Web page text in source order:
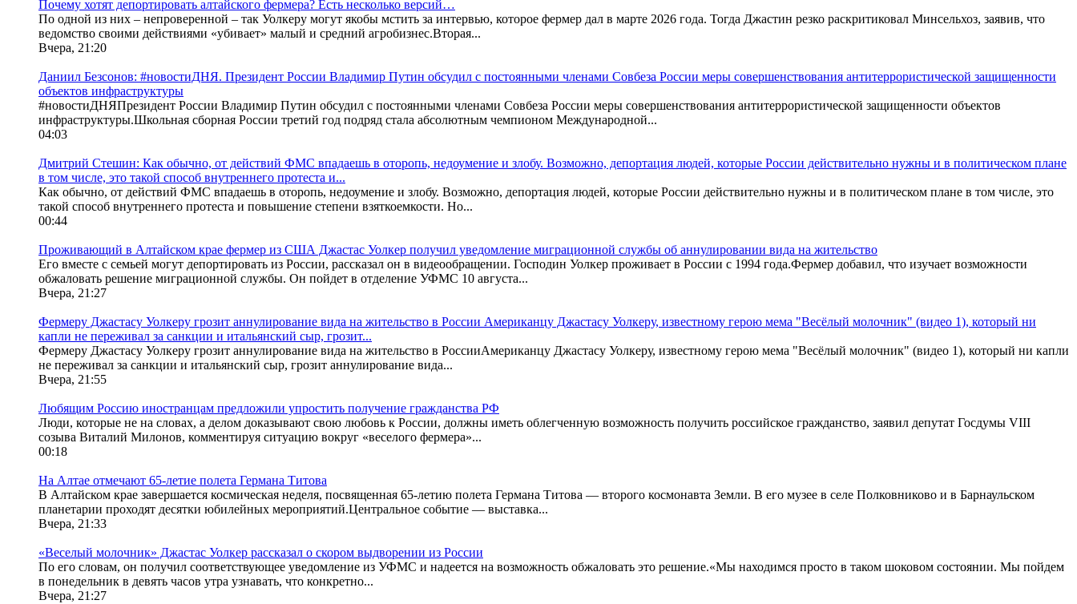
Почему хотят депортировать алтайского фермера? Есть несколько версий…
По одной из них – непроверенной – так Уолкеру могут якобы мстить за интервью, которое фермер дал в марте 2026 года. Тогда Джастин резко раскритиковал Минсельхоз, заявив, что
ведомство своими действиями «убивает» малый и средний агробизнес.Вторая...
Вчера, 21:20
Даниил Безсонов: #новостиДНЯ. Президент России Владимир Путин обсудил с постоянными членами Совбеза России меры совершенствования антитеррористической защищенности
объектов инфраструктуры
#новостиДНЯПрезидент России Владимир Путин обсудил с постоянными членами Совбеза России меры совершенствования антитеррористической защищенности объектов
инфраструктуры.Школьная сборная России третий год подряд стала абсолютным чемпионом Международной...
04:03
Дмитрий Стешин: Как обычно, от действий ФМС впадаешь в оторопь, недоумение и злобу. Возможно, депортация людей, которые России действительно нужны и в политическом плане
в том числе, это такой способ внутреннего протеста и...
Как обычно, от действий ФМС впадаешь в оторопь, недоумение и злобу. Возможно, депортация людей, которые России действительно нужны и в политическом плане в том числе, это
такой способ внутреннего протеста и повышение степени взяткоемкости. Но...
00:44
Проживающий в Алтайском крае фермер из США Джастас Уолкер получил уведомление миграционной службы об аннулировании вида на жительство
Его вместе с семьей могут депортировать из России, рассказал он в видеообращении. Господин Уолкер проживает в России с 1994 года.Фермер добавил, что изучает возможности
обжаловать решение миграционной службы. Он пойдет в отделение УФМС 10 августа...
Вчера, 21:27
Фермеру Джастасу Уолкеру грозит аннулирование вида на жительство в России Американцу Джастасу Уолкеру, известному герою мема "Весёлый молочник" (видео 1), который ни
капли не переживал за санкции и итальянский сыр, грозит...
Фермеру Джастасу Уолкеру грозит аннулирование вида на жительство в РоссииАмериканцу Джастасу Уолкеру, известному герою мема "Весёлый молочник" (видео 1), который ни капли
не переживал за санкции и итальянский сыр, грозит аннулирование вида...
Вчера, 21:55
Любящим Россию иностранцам предложили упростить получение гражданства РФ
Люди, которые не на словах, а делом доказывают свою любовь к России, должны иметь облегченную возможность получить российское гражданство, заявил депутат Госдумы VIII
созыва Виталий Милонов, комментируя ситуацию вокруг «веселого фермера»...
00:18
На Алтае отмечают 65-летие полета Германа Титова
В Алтайском крае завершается космическая неделя, посвященная 65-летию полета Германа Титова — второго космонавта Земли. В его музее в селе Полковниково и в Барнаульском
планетарии проходят десятки юбилейных мероприятий.Центральное событие — выставка...
Вчера, 21:33
«Веселый молочник» Джастас Уолкер рассказал о скором выдворении из России
По его словам, он получил соответствующее уведомление из УФМС и надеется на возможность обжаловать это решение.«Мы находимся просто в таком шоковом состоянии. Мы пойдем
в понедельник в девять часов утра узнавать, что конкретно...
Вчера, 21:27